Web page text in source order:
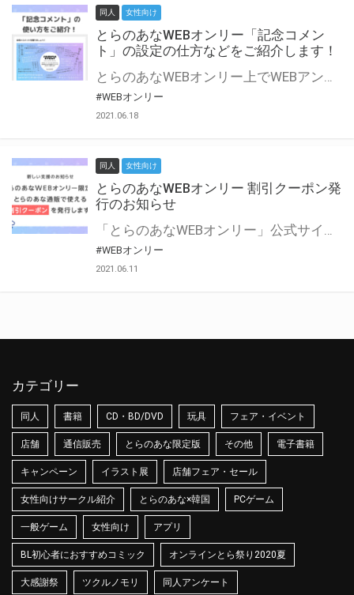
同人 女性向け
とらのあなWEBオンリー「記念コメン
ト」の設定の仕方などをご紹介します！
とらのあなWEBオンリー上でWEBアンソロジーが作成できる「記念コメント」について、その使い方や作成手順を解説します！ 支援タイプを「サークル参加型」「サークル参加型・マルシェ(イベント会場)機能付き」でお申し込みいただいている主催者様はぜひご活用ください♪ とらのあなWEBオンリーサイトはこちら
#WEBオンリー
2021.06.18
同人 女性向け
とらのあなWEBオンリー 割引クーポン発
行のお知らせ
「とらのあなWEBオンリー」公式サイトでとらのあな通販の「割引クーポン」を配布中！ イベントごとに開催当日限定で使える割引クーポンのシリアルコードを発行します。 とらのあなWEBオンリーのページをチェックして、イベント当日にお得にお買い物を楽しみましょう♪ ※本キャンペーンは予告なく終了する場合がございます。 とらのあなWEBオンリーサイトはこちら
#WEBオンリー
2021.06.11
カテゴリー
同人 書籍 CD・BD/DVD 玩具 フェア・イベント
店舗 通信販売 とらのあな限定版 その他 電子書籍
キャンペーン イラスト展 店舗フェア・セール
女性向けサークル紹介 とらのあな×韓国 PCゲーム
一般ゲーム 女性向け アプリ
BL初心者におすすめコミック オンラインとら祭り2020夏
大感謝祭 ツクルノモリ 同人アンケート